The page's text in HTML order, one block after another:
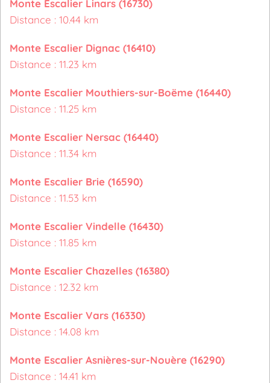
Monte Escalier Linars (16730)
Distance : 10.44 km
Monte Escalier Dignac (16410)
Distance : 11.23 km
Monte Escalier Mouthiers-sur-Boëme (16440)
Distance : 11.25 km
Monte Escalier Nersac (16440)
Distance : 11.34 km
Monte Escalier Brie (16590)
Distance : 11.53 km
Monte Escalier Vindelle (16430)
Distance : 11.85 km
Monte Escalier Chazelles (16380)
Distance : 12.32 km
Monte Escalier Vars (16330)
Distance : 14.08 km
Monte Escalier Asnières-sur-Nouère (16290)
Distance : 14.41 km